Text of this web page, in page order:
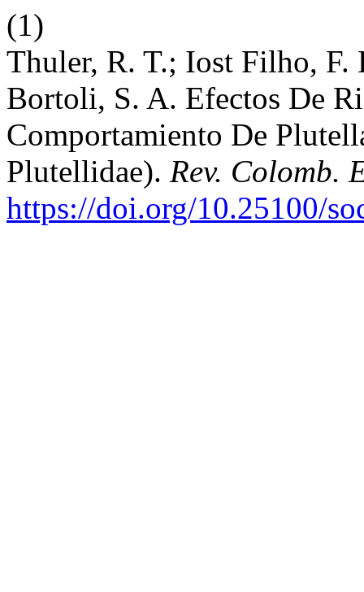
(1)
Thuler, R. T.; Iost Filho,
Bortoli, S. A. Efectos De
Comportamiento De
Plutellidae). Rev. Colomb.
https://doi.org/10.25100/